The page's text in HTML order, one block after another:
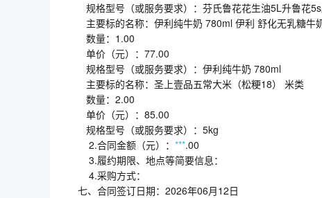
规格型号（或服务要求）：芬氏鲁花花生油5L升鲁花
主要标的名称：伊利纯牛奶 780ml 伊利 舒化无乳糖
数量：1.00
单价（元）：77.00
规格型号（或服务要求）：伊利纯牛奶 780ml
主要标的名称：圣上壹品五常大米（松粳18） 米类
数量：2.00
单价（元）：85.00
规格型号（或服务要求）：5kg
2.合同金额（元）： ***.00
3.履约期限、地点等简要信息：
4.采购方式：
七、合同签订日期：2026年06月12日